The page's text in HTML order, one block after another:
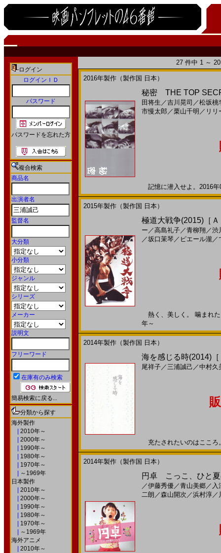
ログイン
ログインＩＤ
パスワード
パスワードを忘れた方
複合検索
商品名
出演者名
監督名
大分類
小分類
ジャンル
シリーズ
メーカー
説明文
フリーワード
在庫有のみ検索
簡易検索に戻る...
分類から探す
海外製作
2010年～
2000年～
1990年～
1980年～
1970年～
～1969年
日本製作
2010年～
2000年～
1990年～
1980年～
1970年～
～1969年
海外アニメ
2010年～
27 件中 1 ～
2016年製作（製作国 日本）
秘密 THE TOP
田将生 ／吉川晃司 ／松坂桃
市慢太郎 ／栗山千明 ／ リリ
記憶に潜入せよ。2016
2015年製作（製作国 日本）
極道大戦争(2015)［
ー ／高島礼子／青柳翔 ／渋
／坂口茉琴 ／ ピエール瀧／
熱く、美しく。 噛まれ
年～
2014年製作（製作国 日本）
海を感じる時(2014)
尾祥子／三浦誠己 ／中村久
充たされたいのはここ
2014年製作（製作国 日本）
円卓 こっこ、ひと夏
／伊藤秀優／青山美郷／ 入
二朗 ／森山開次 ／浜村淳／